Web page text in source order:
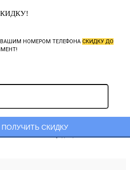
ВАШИМ НОМЕРОМ ТЕЛЕФОНА СКИДКУ ДО
сполитикой конфиденциальности.